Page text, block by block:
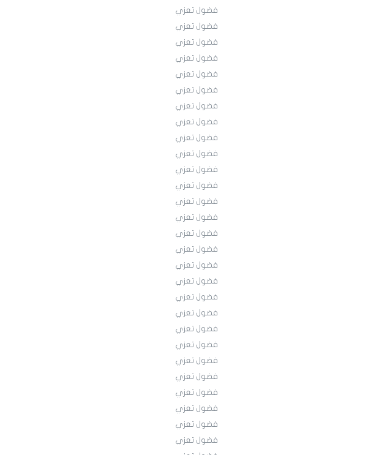
فضول تعزي
فضول تعزي
فضول تعزي
فضول تعزي
فضول تعزي
فضول تعزي
فضول تعزي
فضول تعزي
فضول تعزي
فضول تعزي
فضول تعزي
فضول تعزي
فضول تعزي
فضول تعزي
فضول تعزي
فضول تعزي
فضول تعزي
فضول تعزي
فضول تعزي
فضول تعزي
فضول تعزي
فضول تعزي
فضول تعزي
فضول تعزي
فضول تعزي
فضول تعزي
فضول تعزي
فضول تعزي